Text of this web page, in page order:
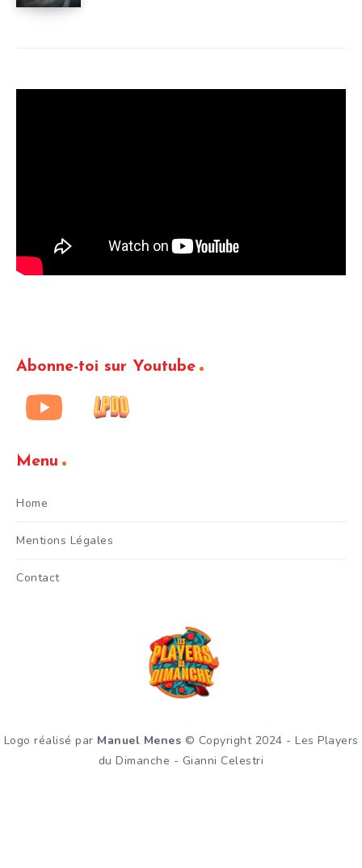
Abonne-toi sur Youtube
Menu
Home
Mentions Légales
Contact
Logo réalisé par Manuel Menes © Copyright 2024 - Les Players
du Dimanche - Gianni Celestri